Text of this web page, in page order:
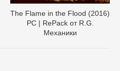
The Flame in the Flood (2016)
PC | RePack от R.G.
Механики